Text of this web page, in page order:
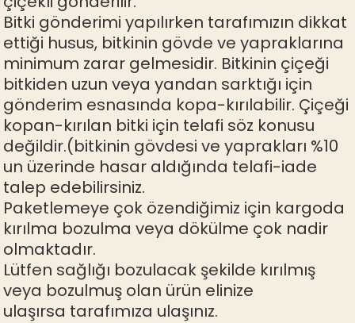
Bitki gönderimi yapılırken tarafımızın dikkat
ettiği husus, bitkinin gövde ve yapraklarına
minimum zarar gelmesidir. Bitkinin çiçeği
bitkiden uzun veya yandan sarktığı için
gönderim esnasında kopa-kırılabilir. Çiçeği
kopan-kırılan bitki için telafi söz konusu
değildir.(bitkinin gövdesi ve yaprakları %10
un üzerinde hasar aldığında telafi-iade
talep edebilirsiniz.
Paketlemeye çok özendiğimiz için kargoda
kırılma bozulma veya dökülme çok nadir
olmaktadır.
Lütfen sağlığı bozulacak şekilde kırılmış
veya bozulmuş olan ürün elinize
ulaşırsa tarafımıza ulaşınız.